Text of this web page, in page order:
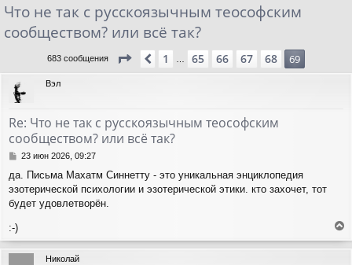
ы
Что не так с русскоязычным теософским
сообществом? или всё так?
683 сообщения Страница 69из69
Пред.
1 65 66 67 68 69
Вэл
Re: Что не так с русскоязычным теософским
сообществом? или всё так?
С
о
б
щ
н
е
23 июн 2026, 09:27
да. Письма Махатм Синнетту - это уникальная энциклопедия
эзотерической психологии и эзотерической этики. кто захочет, тот
будет удовлетворён.
:-)
е
р
Николай